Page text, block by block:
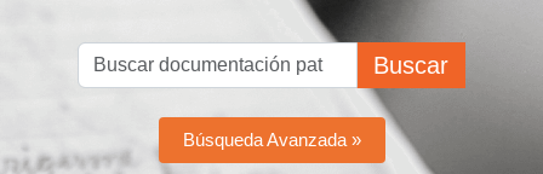
Buscar
Búsqueda Avanzada »